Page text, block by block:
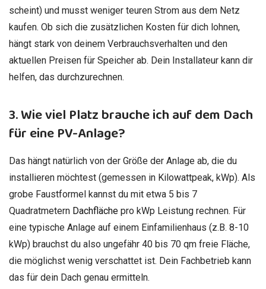
scheint) und musst weniger teuren Strom aus dem Netz
kaufen. Ob sich die zusätzlichen Kosten für dich lohnen,
hängt stark von deinem Verbrauchsverhalten und den
aktuellen Preisen für Speicher ab. Dein Installateur kann dir
helfen, das durchzurechnen.
3. Wie viel Platz brauche ich auf dem Dach
für eine PV-Anlage?
Das hängt natürlich von der Größe der Anlage ab, die du
installieren möchtest (gemessen in Kilowattpeak, kWp). Als
grobe Faustformel kannst du mit etwa 5 bis 7
Quadratmetern Dachfläche pro kWp Leistung rechnen. Für
eine typische Anlage auf einem Einfamilienhaus (z.B. 8-10
kWp) brauchst du also ungefähr 40 bis 70 qm freie Fläche,
die möglichst wenig verschattet ist. Dein Fachbetrieb kann
das für dein Dach genau ermitteln.